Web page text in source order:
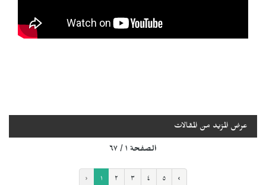
عرض المزيد من المقالات
الصفحة ١ / ٦٧
‹ ١ ٢ ٣ ٤ ٥ ›